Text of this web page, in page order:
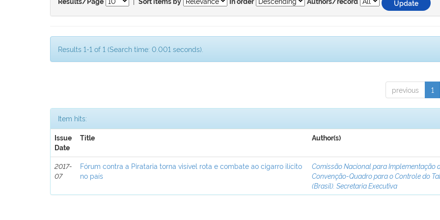
Results/Page Sort items by In order Authors/record
Results 1-1 of 1 (Search time: 0.001 seconds).
previous 1
Item hits:
Issue
Date
Title Author(s)
2017-
07
Fórum contra a Pirataria torna visível rota e combate ao cigarro ilícito
no país
Comissão Nacional para Implementação
Convenção-Quadro para o Controle do
(Brasil). Secretaria Executiva